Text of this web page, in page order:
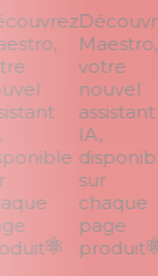
Maestro,
votre
nouvel
assistant
IA,
sur
chaque
page
produit